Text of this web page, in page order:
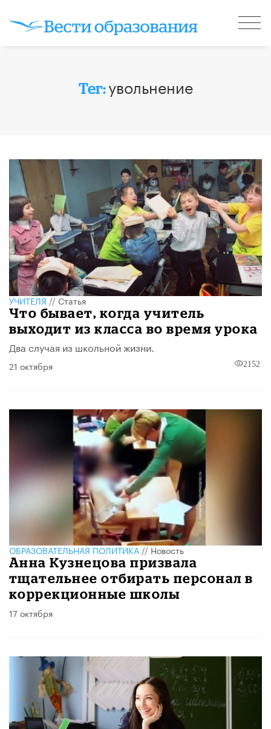
Тег:увольнение
УЧИТЕЛЯ//Статья
Что бывает, когда учитель
выходит из класса во время урока
Два случая из школьной жизни.
21 октября 2152
ОБРАЗОВАТЕЛЬНАЯ ПОЛИТИКА//Новость
Анна Кузнецова призвала
тщательнее отбирать персонал в
коррекционные школы
17 октября